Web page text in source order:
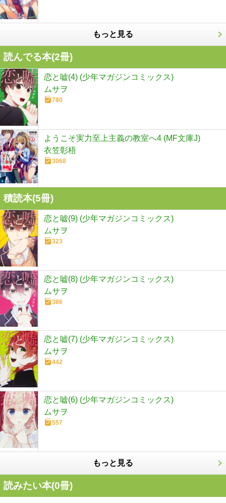
もっと見る
読んでる本(2冊)
恋と嘘(4) (少年マガジンコミックス)
ムサヲ
780
ようこそ実力至上主義の教室へ4 (MF文庫J)
衣笠彰梧
3068
積読本(5冊)
恋と嘘(9) (少年マガジンコミックス)
ムサヲ
323
恋と嘘(8) (少年マガジンコミックス)
ムサヲ
386
恋と嘘(7) (少年マガジンコミックス)
ムサヲ
442
恋と嘘(6) (少年マガジンコミックス)
ムサヲ
557
もっと見る
読みたい本(0冊)